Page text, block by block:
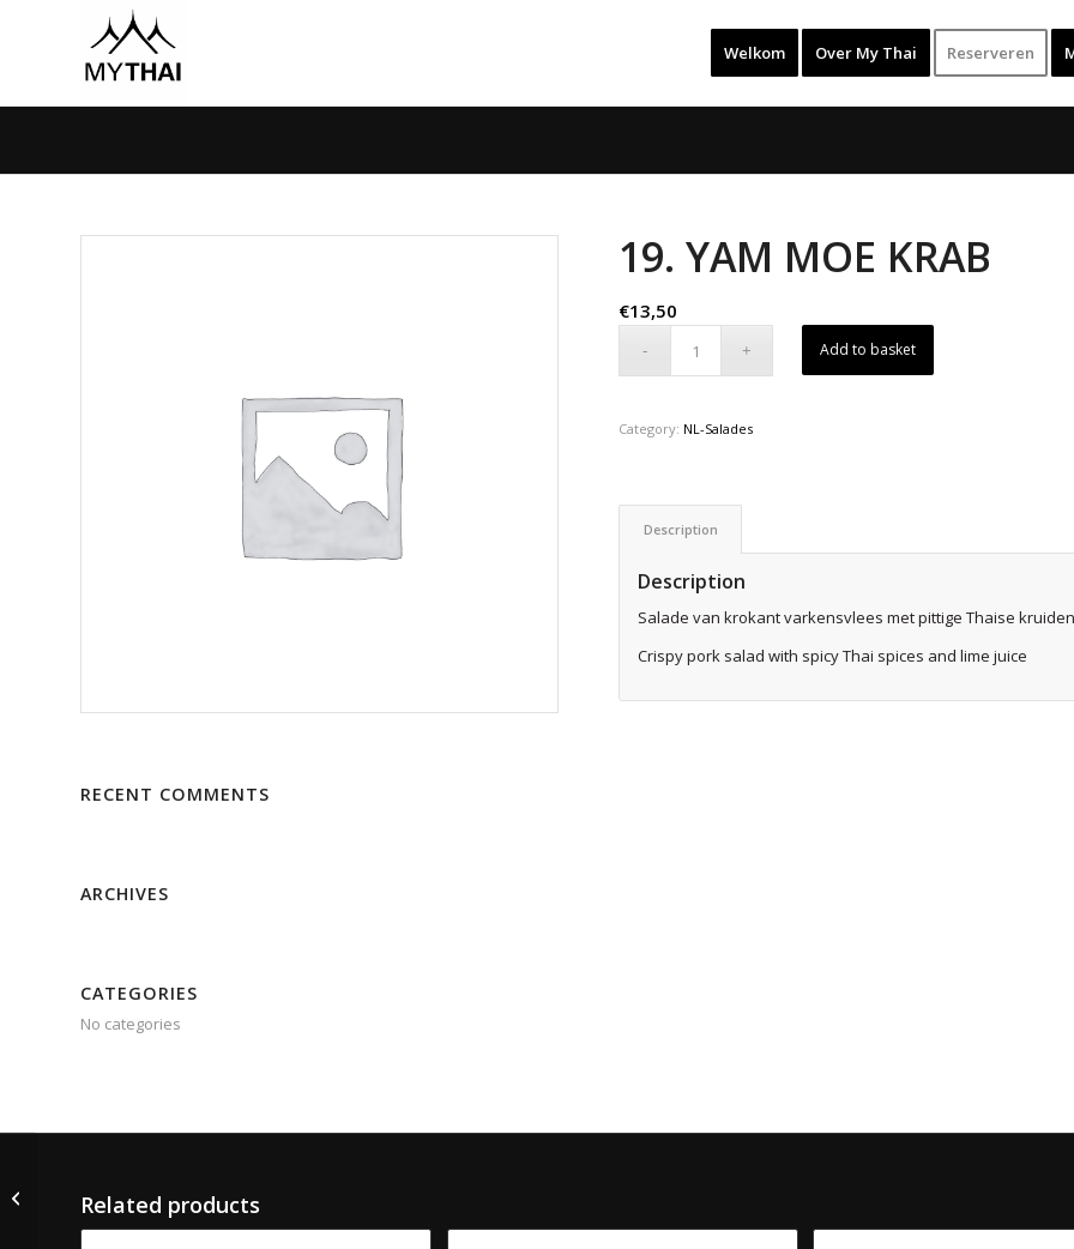
Welkom Over My Thai Reserveren
RECENT COMMENTS
ARCHIVES
CATEGORIES
No categories
19. YAM MOE KRAB
€13,50
Add to basket
Category: NL-Salades
Description
Description
Salade van krokant varkensvlees met pittige Thaise
Crispy pork salad with spicy Thai spices and lime juice
Related products
18. YAM THALEE